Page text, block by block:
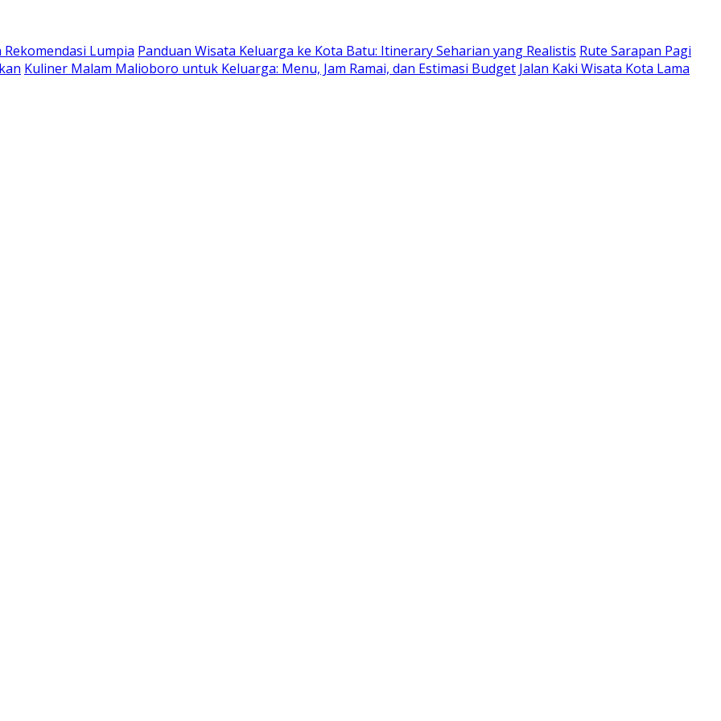
Rekomendasi Lumpia Panduan Wisata Keluarga ke Kota Batu: Itinerary Seharian yang Realistis Rute Sarapan Pagi
Kuliner Malam Malioboro untuk Keluarga: Menu, Jam Ramai, dan Estimasi Budget Jalan Kaki Wisata Kota Lama